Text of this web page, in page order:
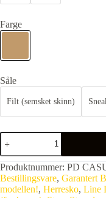
Farge
Såle
Filt (semsket skinn)
Produktnummer: PD
Bestillingsvare, Garantert
modellen!, Herresko, Line